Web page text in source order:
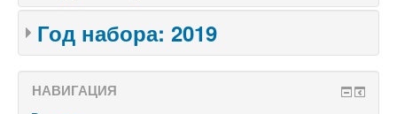
Год набора: 2019
НАВИГАЦИЯ